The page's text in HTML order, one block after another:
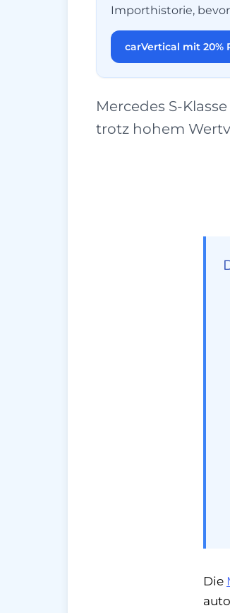
Importhistorie,
carVertical mit 20%
Mercedes S-
trotz hohem
Die